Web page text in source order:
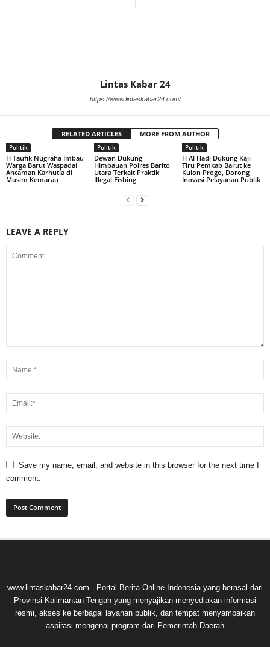
Lintas Kabar 24
https://www.lintaskabar24.com/
RELATED ARTICLES MORE FROM AUTHOR
Politik
H Taufik Nugraha Imbau
Warga Barut Waspadai
Ancaman Karhutla di
Musim Kemarau
Politik
Dewan Dukung
Himbauan Polres Barito
Utara Terkait Praktik
Illegal Fishing
Politik
H Al Hadi Dukung Kaji
Tiru Pemkab Barut ke
Kulon Progo, Dorong
Inovasi Pelayanan Publik
LEAVE A REPLY
Save my name, email, and website in this browser for the next time I
comment.
www.lintaskabar24.com - Portal Berita Online Indonesia yang berasal dari
Provinsi Kalimantan Tengah yang menyajikan menyediakan informasi
resmi, akses ke berbagai layanan publik, dan tempat menyampaikan
aspirasi mengenai program dari Pemerintah Daerah